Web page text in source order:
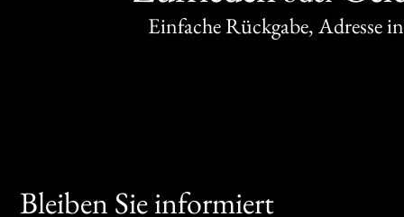
Einfache Rückgabe, Adresse
Bleiben Sie informiert